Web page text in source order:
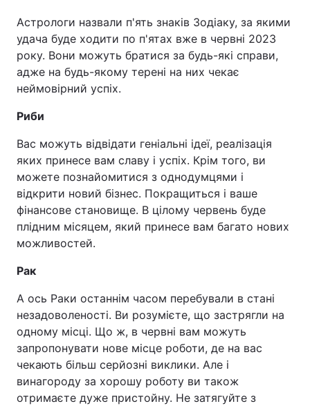
Астрологи назвали п'ять знаків Зодіаку, за якими
удача буде ходити по п'ятах вже в червні 2023
року. Вони можуть братися за будь-які справи,
адже на будь-якому терені на них чекає
неймовірний успіх.
Риби
Вас можуть відвідати геніальні ідеї, реалізація
яких принесе вам славу і успіх. Крім того, ви
можете познайомитися з однодумцями і
відкрити новий бізнес. Покращиться і ваше
фінансове становище. В цілому червень буде
плідним місяцем, який принесе вам багато нових
можливостей.
Рак
А ось Раки останнім часом перебували в стані
незадоволеності. Ви розумієте, що застрягли на
одному місці. Що ж, в червні вам можуть
запропонувати нове місце роботи, де на вас
чекають більш серйозні виклики. Але і
винагороду за хорошу роботу ви також
отримаєте дуже пристойну. Не затягуйте з